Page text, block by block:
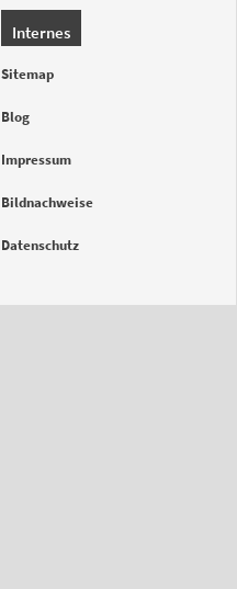
Internes
Sitemap
Blog
Impressum
Bildnachweise
Datenschutz